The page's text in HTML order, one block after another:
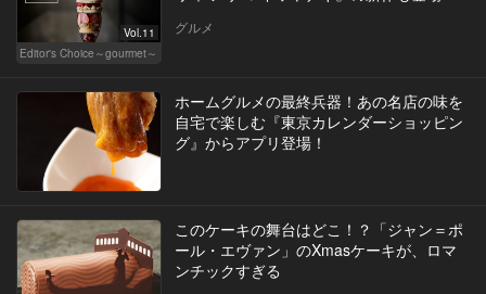
Vol.11
Editor's Choice～gourmet～
グルメ
ホームグルメの最終兵器！あの名店の味を
自宅で楽しむ『東京カレンダーショッピン
グ』からアプリ登場！
このケーキの舞台はどこ！？「ジャン＝ポ
ール・エヴァン」のXmasケーキが、ロマ
ンチックすぎる